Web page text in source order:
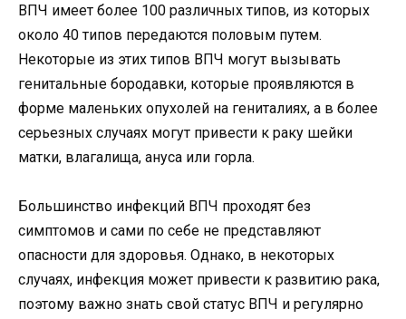
ВПЧ имеет более 100 различных типов, из которых
около 40 типов передаются половым путем.
Некоторые из этих типов ВПЧ могут вызывать
генитальные бородавки, которые проявляются в
форме маленьких опухолей на гениталиях, а в более
серьезных случаях могут привести к раку шейки
матки, влагалища, ануса или горла.
Большинство инфекций ВПЧ проходят без
симптомов и сами по себе не представляют
опасности для здоровья. Однако, в некоторых
случаях, инфекция может привести к развитию рака,
поэтому важно знать свой статус ВПЧ и регулярно